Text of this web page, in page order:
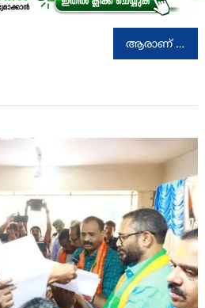
ആരാണ് സ്തുതിപാഠകർ?